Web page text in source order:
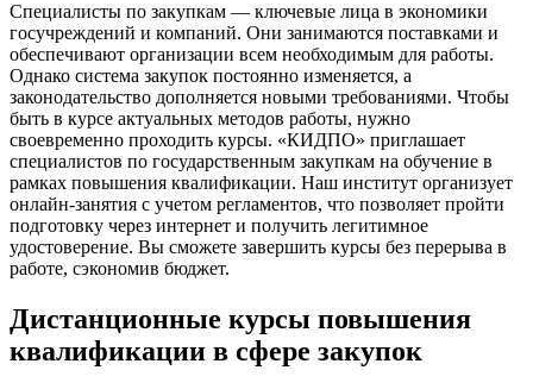
Специалисты по закупкам — ключевые лица в экономики
госучреждений и компаний. Они занимаются поставками и
обеспечивают организации всем необходимым для работы.
Однако система закупок постоянно изменяется, а
законодательство дополняется новыми требованиями. Чтобы
быть в курсе актуальных методов работы, нужно
своевременно проходить курсы. «КИДПО» приглашает
специалистов по государственным закупкам на обучение в
рамках повышения квалификации. Наш институт организует
онлайн-занятия с учетом регламентов, что позволяет пройти
подготовку через интернет и получить легитимное
удостоверение. Вы сможете завершить курсы без перерыва в
работе, сэкономив бюджет.
Дистанционные курсы повышения
квалификации в сфере закупок